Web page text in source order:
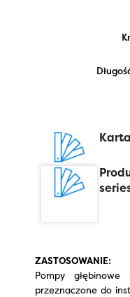
ZASTOSOWANIE:
Pompy
przeznaczone do